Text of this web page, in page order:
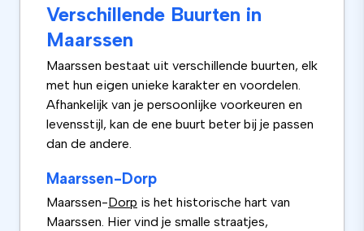
Verschillende Buurten in
Maarssen
Maarssen bestaat uit verschillende buurten, elk
met hun eigen unieke karakter en voordelen.
Afhankelijk van je persoonlijke voorkeuren en
levensstijl, kan de ene buurt beter bij je passen
dan de andere.
Maarssen-Dorp
Maarssen-Dorp is het historische hart van
Maarssen. Hier vind je smalle straatjes,